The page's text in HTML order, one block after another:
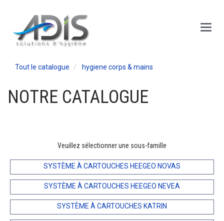
Main
Menu
Tout le catalogue hygiene corps & mains
NOTRE CATALOGUE
Veuillez sélectionner une sous-famille
SYSTÈME À CARTOUCHES HEEGEO NOVAS
SYSTÈME À CARTOUCHES HEEGEO NEVEA
SYSTÈME À CARTOUCHES KATRIN